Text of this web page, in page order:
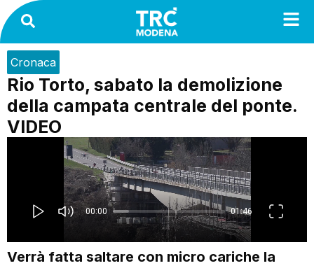
Cronaca
Rio Torto, sabato la demolizione
della campata centrale del ponte.
VIDEO
Verrà fatta saltare con micro cariche la